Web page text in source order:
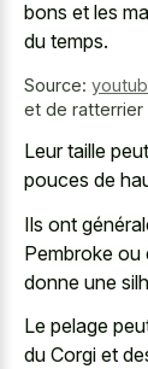
bons et les
du temps.
Source:
et de ratterrier
Leur taille
pouces de
Ils ont
Pembroke ou
donne une
Le pelage
du Corgi et